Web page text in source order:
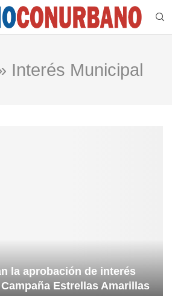
Interés Municipal
la aprobación de interés
Estrellas Amarillas